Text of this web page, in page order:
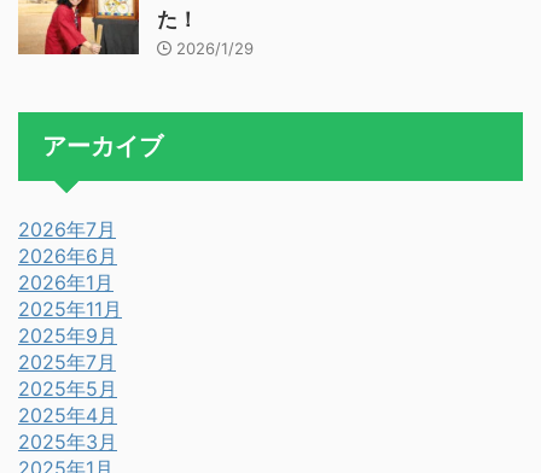
た！
2026/1/29
アーカイブ
2026年7月
2026年6月
2026年1月
2025年11月
2025年9月
2025年7月
2025年5月
2025年4月
2025年3月
2025年1月